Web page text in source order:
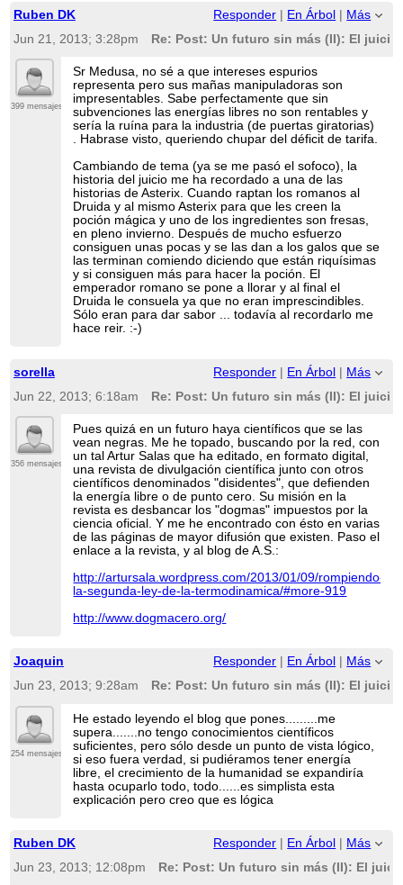
Ruben DK Responder En Árbol
Más
Jun 21, 2013; 3:28pm
Re: Post: Un futuro sin más (II): El juicio
399 mensajes
Sr Medusa, no sé a que intereses espurios
representa pero sus mañas manipuladoras son
impresentables. Sabe perfectamente que sin
subvenciones las energías libres no son rentables y
sería la ruína para la industria (de puertas giratorias)
. Habrase visto, queriendo chupar del déficit de tarifa.
Cambiando de tema (ya se me pasó el sofoco), la
historia del juicio me ha recordado a una de las
historias de Asterix. Cuando raptan los romanos al
Druida y al mismo Asterix para que les creen la
poción mágica y uno de los ingredientes son fresas,
en pleno invierno. Después de mucho esfuerzo
consiguen unas pocas y se las dan a los galos que se
las terminan comiendo diciendo que están riquísimas
y si consiguen más para hacer la poción. El
emperador romano se pone a llorar y al final el
Druida le consuela ya que no eran imprescindibles.
Sólo eran para dar sabor ... todavía al recordarlo me
hace reir. :-)
sorella Responder | En Árbol | Más
Jun 22, 2013; 6:18am
Re: Post: Un futuro sin más (II): El juicio
356 mensajes
Pues quizá en un futuro haya científicos que se las
vean negras. Me he topado, buscando por la red, con
un tal Artur Salas que ha editado, en formato digital,
una revista de divulgación científica junto con otros
científicos denominados "disidentes", que defienden
la energía libre o de punto cero. Su misión en la
revista es desbancar los "dogmas" impuestos por la
ciencia oficial. Y me he encontrado con ésto en varias
de las páginas de mayor difusión que existen. Paso el
enlace a la revista, y al blog de A.S.:
http://artursala.wordpress.com/2013/01/09/rompiendo-
la-segunda-ley-de-la-termodinamica/#more-919
http://www.dogmacero.org/
Joaquin Responder En Árbol
Más
Jun 23, 2013; 9:28am
Re: Post: Un futuro sin más (II): El juicio
254 mensajes
He estado leyendo el blog que pones.........me
supera.......no tengo conocimientos científicos
suficientes, pero sólo desde un punto de vista lógico,
si eso fuera verdad, si pudiéramos tener energía
libre, el crecimiento de la humanidad se expandiría
hasta ocuparlo todo, todo......es simplista esta
explicación pero creo que es lógica
Ruben DK Responder En Árbol
Más
Jun 23, 2013; 12:08pm
Re: Post: Un futuro sin más (II): El